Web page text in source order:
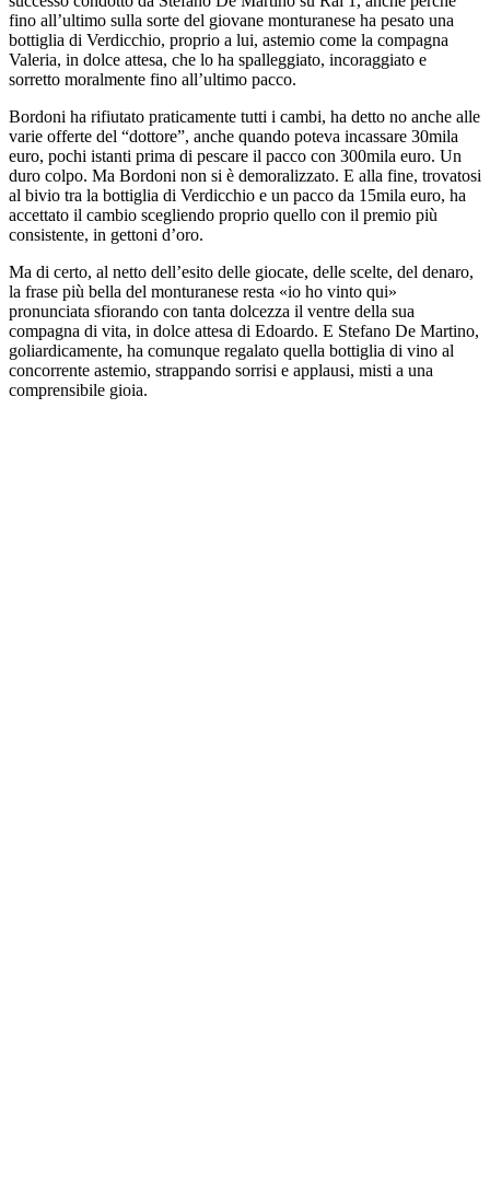
fino all’ultimo sulla sorte del giovane monturanese ha pesato una
bottiglia di Verdicchio, proprio a lui, astemio come la compagna
Valeria, in dolce attesa, che lo ha spalleggiato, incoraggiato e
sorretto moralmente fino all’ultimo pacco.
Bordoni ha rifiutato praticamente tutti i cambi, ha detto no anche alle
varie offerte del “dottore”, anche quando poteva incassare 30mila
euro, pochi istanti prima di pescare il pacco con 300mila euro. Un
duro colpo. Ma Bordoni non si è demoralizzato. E alla fine, trovatosi
al bivio tra la bottiglia di Verdicchio e un pacco da 15mila euro, ha
accettato il cambio scegliendo proprio quello con il premio più
consistente, in gettoni d’oro.
Ma di certo, al netto dell’esito delle giocate, delle scelte, del denaro,
la frase più bella del monturanese resta «io ho vinto qui»
pronunciata sfiorando con tanta dolcezza il ventre della sua
compagna di vita, in dolce attesa di Edoardo. E Stefano De Martino,
goliardicamente, ha comunque regalato quella bottiglia di vino al
concorrente astemio, strappando sorrisi e applausi, misti a una
comprensibile gioia.